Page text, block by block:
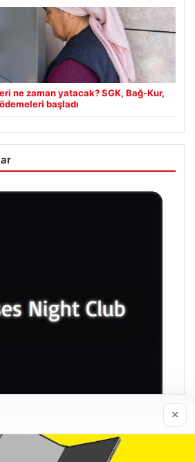
ne zaman yatacak? SGK, Bağ-Kur,
başladı
×